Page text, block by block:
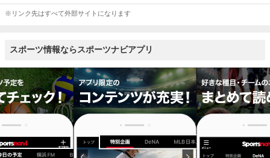
※リンク先はすべて外部サイトになります
スポーツ情報ならスポーツナビアプリ